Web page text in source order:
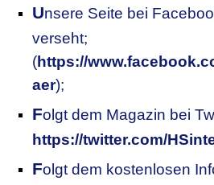
Unsere Seite bei
verseht;
(https://
aer);
Folgt dem Magazin bei
https://twitter.com/
Folgt dem kostenlosen